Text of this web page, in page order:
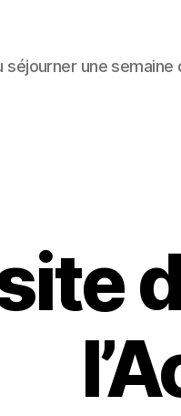
une semaine